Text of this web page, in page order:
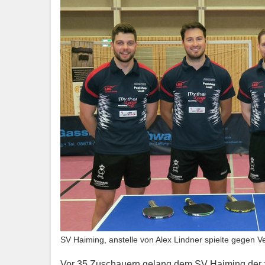
SV Haiming, anstelle von Alex Lindner spielte gegen